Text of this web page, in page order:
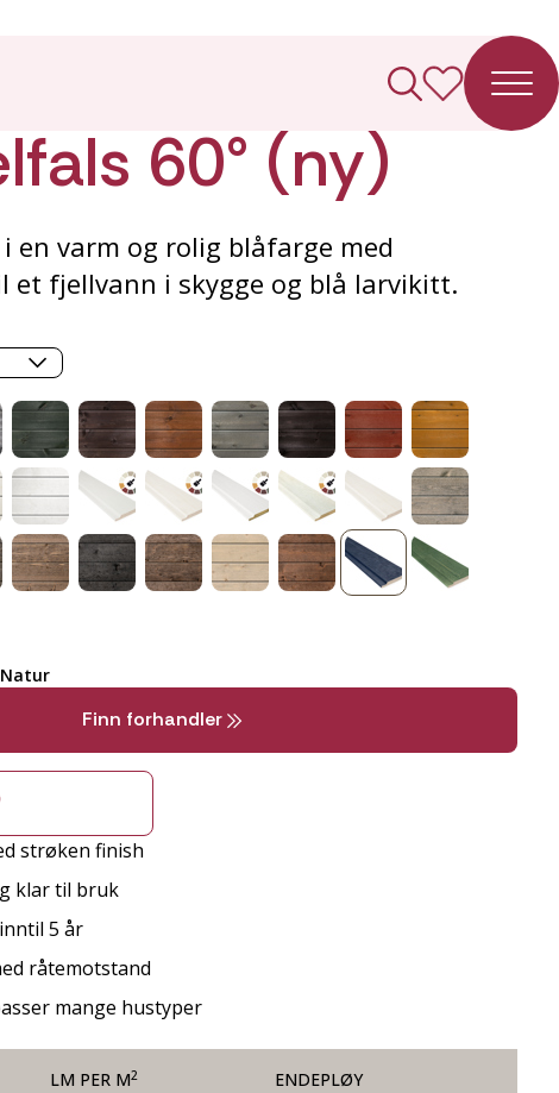
60° (ny)
en varm og rolig blåfarge med
et fjellvann i skygge og blå larvikitt.
Natur
Finn forhandler
strøken finish
klar til bruk
5 år
råtemotstand
mange hustyper
LM PER M2 ENDEPLØY